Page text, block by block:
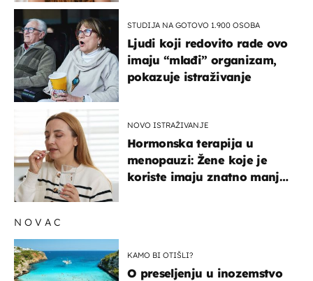
STUDIJA NA GOTOVO 1.900 OSOBA
Ljudi koji redovito rade ovo
imaju “mlađi” organizam,
pokazuje istraživanje
NOVO ISTRAŽIVANJE
Hormonska terapija u
menopauzi: Žene koje je
koriste imaju znatno manji
NOVAC
KAMO BI OTIŠLI?
O preseljenju u inozemstvo